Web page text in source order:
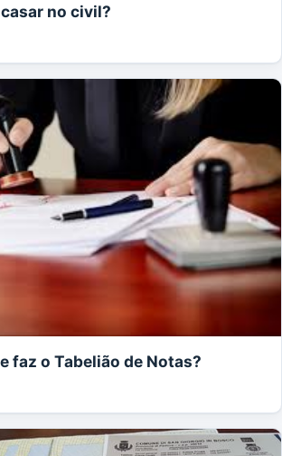
no civil?
faz o Tabelião de Notas?